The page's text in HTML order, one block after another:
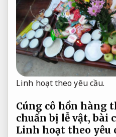
Linh hoạt theo yêu cầu.
Cúng cô hồn hàng
chuẩn bị lễ vật, bài
Linh hoạt theo yêu